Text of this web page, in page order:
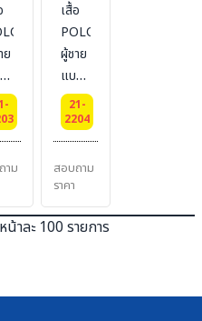
ย
ป๋า
อก
าม
เสื้อ
POLO-
ผู้ชาย
แบบ
ไม่มี
กระเป๋า
หน้าอก
ผ้า
DRY
TECH
21-
2204
สอบถาม
ราคา
าละ 100 รายการ